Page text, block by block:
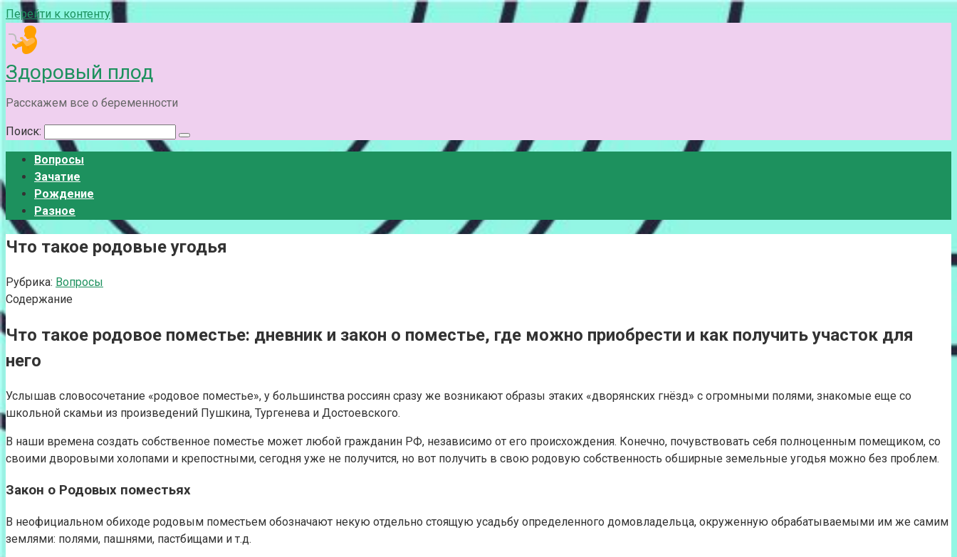
Перейти к контенту
Здоровый плод
Расскажем все о беременности
Поиск:
Вопросы
Зачатие
Рождение
Разное
Что такое родовые угодья
Рубрика: Вопросы
Содержание
Что такое родовое поместье: дневник и закон о поместье, где можно приобрести и как получить участок для
него
Услышав словосочетание «родовое поместье», у большинства россиян сразу же возникают образы этаких «дворянских гнёзд» с огромными полями, знакомые еще со
школьной скамьи из произведений Пушкина, Тургенева и Достоевского.
В наши времена создать собственное поместье может любой гражданин РФ, независимо от его происхождения. Конечно, почувствовать себя полноценным помещиком, со
своими дворовыми холопами и крепостными, сегодня уже не получится, но вот получить в свою родовую собственность обширные земельные угодья можно без проблем.
Закон о Родовых поместьях
В неофициальном обиходе родовым поместьем обозначают некую отдельно стоящую усадьбу определенного домовладельца, окруженную обрабатываемыми им же самим
землями: полями, пашнями, пастбищами и т.д.